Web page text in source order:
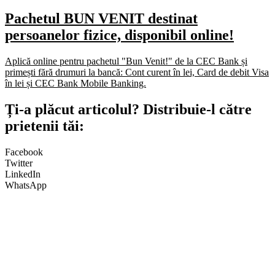
Pachetul BUN VENIT destinat
persoanelor fizice, disponibil online!
Aplică online pentru pachetul "Bun Venit!" de la CEC Bank și
primești fără drumuri la bancă: Cont curent în lei, Card de debit Visa
în lei și CEC Bank Mobile Banking.​
Ți-a plăcut articolul? Distribuie-l către
prietenii tăi:
Facebook
Twitter
LinkedIn
WhatsApp